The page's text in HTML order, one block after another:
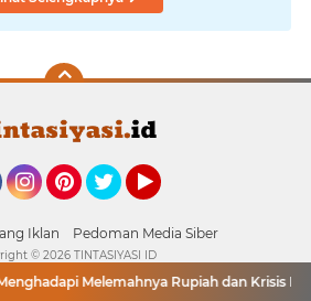
Iklan Pedoman Media Siber
Melemahnya Rupiah dan Krisis Ekonomi
© 2026 TINTASIYASI ID